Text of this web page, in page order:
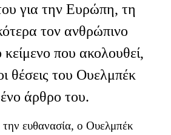
για την Ευρώπη, τη
τον ανθρώπινο
κείμενο που ακολουθεί,
θέσεις του Ουελμπέκ
άρθρο του.
ευθανασία, ο Ουελμπέκ